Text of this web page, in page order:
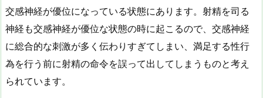
交感神経が優位になっている状態にあります。射精を司る
神経も交感神経が優位な状態の時に起こるので、交感神経
に総合的な刺激が多く伝わりすぎてしまい、満足する性行
為を行う前に射精の命令を誤って出してしまうものと考え
られています。